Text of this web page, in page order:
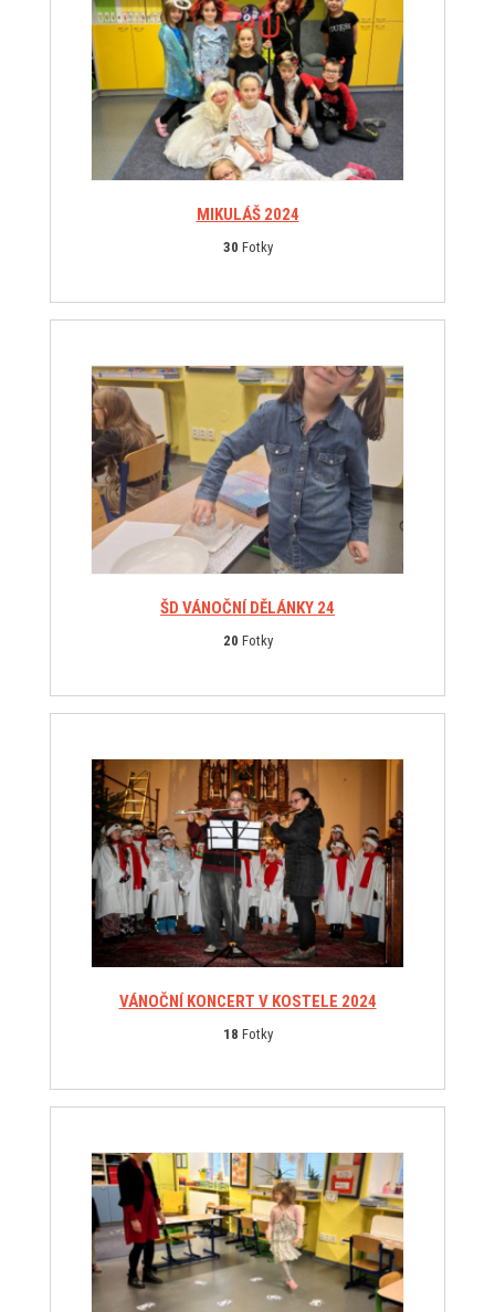
MIKULÁŠ 2024
30 Fotky
ŠD VÁNOČNÍ DĚLÁNKY 24
20 Fotky
VÁNOČNÍ KONCERT V KOSTELE 2024
18 Fotky